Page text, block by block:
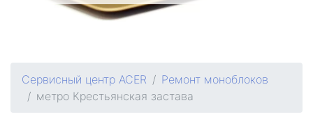
Сервисный центр ACER
Ремонт моноблоков
метро Крестьянская застава